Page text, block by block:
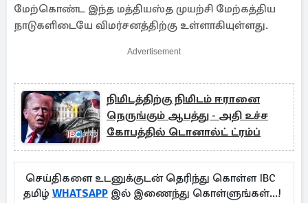
மேற்கொண்ட இந்த மத்தியஸ்த முயற்சி மேற்கத்திய
நாடுகளிடையே விமர்சனத்திற்கு உள்ளாகியுள்ளது.
Advertisement
நிமிடத்திற்கு நிமிடம் ஈரானை
நெருங்கும் ஆபத்து - அதி உச்ச
கோபத்தில் டொனால்ட் ட்ரம்ப்
செய்திகளை உடனுக்குடன் தெரிந்து கொள்ள IBC
தமிழ் WHATSAPP இல் இணைந்து கொள்ளுங்கள்...!